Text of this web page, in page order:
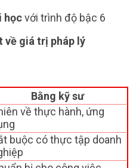
họcvới trình độ bậc 6
về giá trị pháp lý
Bằng kỹ sư
về thực hành, ứng
buộc có thực tập doanh